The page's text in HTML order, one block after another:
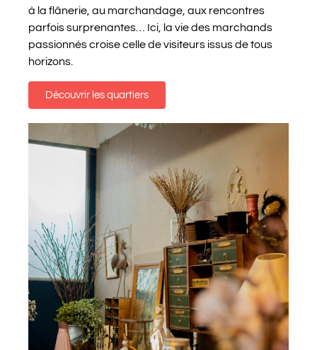
à la flânerie, au marchandage, aux rencontres
parfois surprenantes… Ici, la vie des marchands
passionnés croise celle de visiteurs issus de tous
horizons.
Découvrir les quartiers